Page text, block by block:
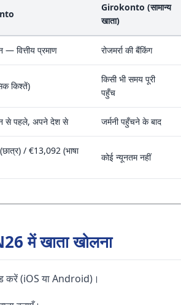
Girokonto (सामान्य
खाता)
— वित्तीय प्रमाण रोजमर्रा की बैंकिंग
किश्तें)
किसी भी समय पूरी
पहुँच
से पहले, अपने देश से जर्मनी पहुँचने के बाद
/ €13,092 (भाषा
कोई न्यूनतम नहीं
में खाता खोलना
करें (iOS या Android)।